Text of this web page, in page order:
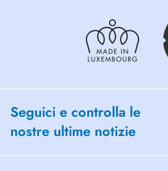
Seguici e controlla le
nostre ultime notizie